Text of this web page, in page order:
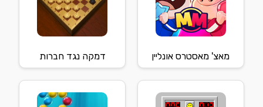
מאצ' מאסטרס אונליין דמקה נגד חברות